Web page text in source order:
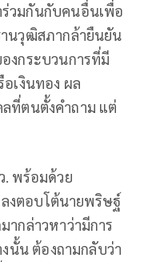
วมกันกับคนอื่นเพื่อ
นวุฒิสภากล้ายืนยัน
งกระบวนการที่มี
เงินทอง ผล
ที่ตนตั้งคำถาม แต่
พร้อมด้วย
งตอบโต้นายพริษฐ์
ากล่าวหาว่ามีการ
นั้น ต้องถามกลับว่า